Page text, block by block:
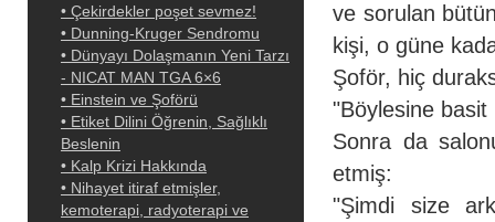
• Çekirdekler poşet sevmez!
• Dunning-Kruger Sendromu
• Dünyayı Dolaşmanın Yeni Tarzı
- NICAT MAN TGA 6×6
• Einstein ve Şoförü
• Etiket Dilini Öğrenin, Sağlıklı
Beslenin
• Kalp Krizi Hakkında
• Nihayet itiraf etmişler,
kemoterapi, radyoterapi ve
ve sorulan
kişi, o güne
Şoför, hiç
"Böylesine
Sonra da
etmiş:
"Şimdi size